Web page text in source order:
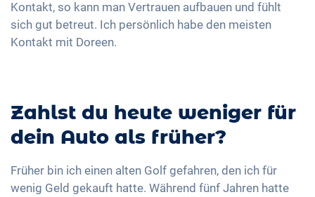
Kontakt, so kann man Vertrauen aufbauen und fühlt
sich gut betreut. Ich persönlich habe den meisten
Kontakt mit Doreen.
Zahlst du heute weniger für
dein Auto als früher?
Früher bin ich einen alten Golf gefahren, den ich für
wenig Geld gekauft hatte. Während fünf Jahren hatte